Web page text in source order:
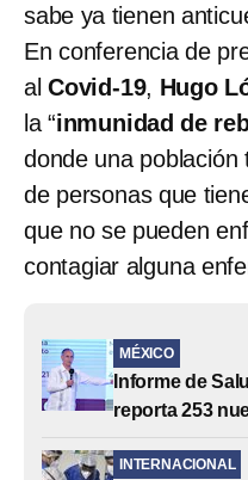
sabe ya tienen
En conferencia de
al Covid-19, Hugo
la “inmunidad de
donde una
de personas que
que no se pueden
contagiar alguna
MÉXICO
Informe de
reporta 253
INTERNACIONAL